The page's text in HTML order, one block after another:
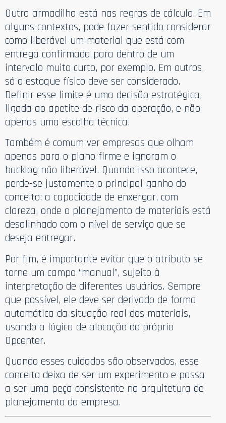
Outra armadilha está nas regras de cálculo. Em
alguns contextos, pode fazer sentido considerar
como liberável um material que está com
entrega confirmada para dentro de um
intervalo muito curto, por exemplo. Em outros,
só o estoque físico deve ser considerado.
Definir esse limite é uma decisão estratégica,
ligada ao apetite de risco da operação, e não
apenas uma escolha técnica.
Também é comum ver empresas que olham
apenas para o plano firme e ignoram o
backlog não liberável. Quando isso acontece,
perde-se justamente o principal ganho do
conceito: a capacidade de enxergar, com
clareza, onde o planejamento de materiais está
desalinhado com o nível de serviço que se
deseja entregar.
Por fim, é importante evitar que o atributo se
torne um campo “manual”, sujeito à
interpretação de diferentes usuários. Sempre
que possível, ele deve ser derivado de forma
automática da situação real dos materiais,
usando a lógica de alocação do próprio
Opcenter.
Quando esses cuidados são observados, esse
conceito deixa de ser um experimento e passa
a ser uma peça consistente na arquitetura de
planejamento da empresa.